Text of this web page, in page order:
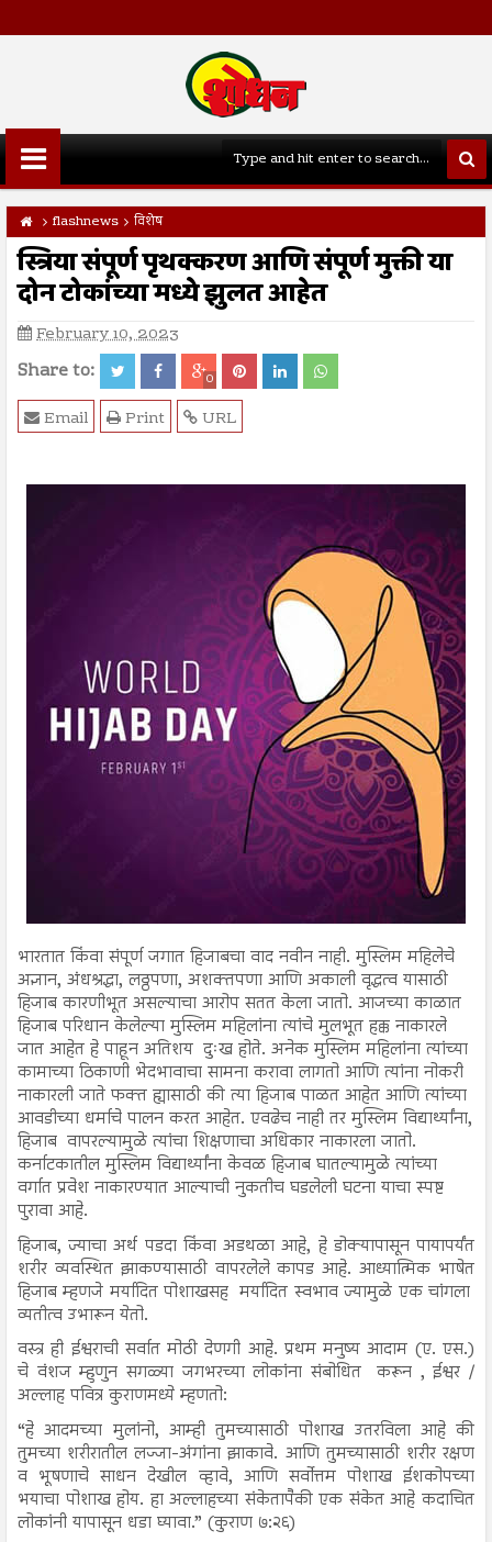
flashnews विशेष
स्त्रिया संपूर्ण पृथक्करण आणि संपूर्ण मुक्ती या
दोन टोकांच्या मध्ये झुलत आहेत
February 10, 2023
Share to: 0
URL
Print
Email
भारतात किंवा संपूर्ण जगात हिजाबचा वाद नवीन नाही. मुस्लिम महिलेचे
अज्ञान, अंधश्रद्धा, लठ्ठपणा, अशक्तपणा आणि अकाली वृद्धत्व यासाठी
हिजाब कारणीभूत असल्याचा आरोप सतत केला जातो. आजच्या काळात
हिजाब परिधान केलेल्या मुस्लिम महिलांना त्यांचे मुलभूत हक्क नाकारले
जात आहेत हे पाहून अतिशय दुःख होते. अनेक मुस्लिम महिलांना त्यांच्या
कामाच्या ठिकाणी भेदभावाचा सामना करावा लागतो आणि त्यांना नोकरी
नाकारली जाते फक्त ह्यासाठी की त्या हिजाब पाळत आहेत आणि त्यांच्या
आवडीच्या धर्माचे पालन करत आहेत. एवढेच नाही तर मुस्लिम विद्यार्थ्यांना,
हिजाब वापरल्यामुळे त्यांचा शिक्षणाचा अधिकार नाकारला जातो.
कर्नाटकातील मुस्लिम विद्यार्थ्यांना केवळ हिजाब घातल्यामुळे त्यांच्या
वर्गात प्रवेश नाकारण्यात आल्याची नुकतीच घडलेली घटना याचा स्पष्ट
पुरावा आहे.
हिजाब, ज्याचा अर्थ पडदा किंवा अडथळा आहे, हे डोक्यापासून पायापर्यंत
शरीर व्यवस्थित झाकण्यासाठी वापरलेले कापड आहे. आध्यात्मिक भाषेत
हिजाब म्हणजे मर्यादित पोशाखसह मर्यादित स्वभाव ज्यामुळे एक चांगला
व्यतीत्व उभारून येतो.
वस्त्र ही ईश्वराची सर्वात मोठी देणगी आहे. प्रथम मनुष्य आदाम (ए. एस.)
चे वंशज म्हुणुन सगळ्या जगभरच्या लोकांना संबोधित करून , ईश्वर /
अल्लाह पवित्र कुराणमध्ये म्हणतो:
“हे आदमच्या मुलांनो, आम्ही तुमच्यासाठी पोशाख उतरविला आहे की
तुमच्या शरीरातील लज्जा-अंगांना झाकावे. आणि तुमच्यासाठी शरीर रक्षण
व भूषणाचे साधन देखील व्हावे, आणि सर्वोत्तम पोशाख ईशकोपच्या
भयाचा पोशाख होय. हा अल्लाहच्या संकेतापैकी एक संकेत आहे कदाचित
लोकांनी यापासून धडा घ्यावा.” (कुराण ७:२६)